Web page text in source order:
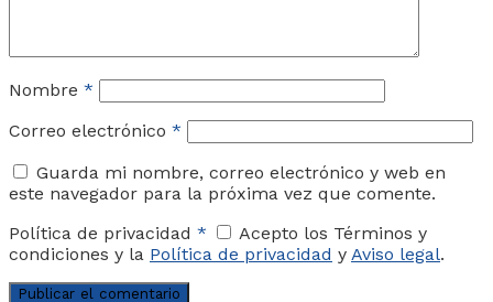
Nombre *
Correo electrónico *
Guarda mi nombre, correo electrónico y web en
este navegador para la próxima vez que comente.
Política de privacidad *
Acepto los Términos y
condiciones y la Política de privacidad y Aviso legal.